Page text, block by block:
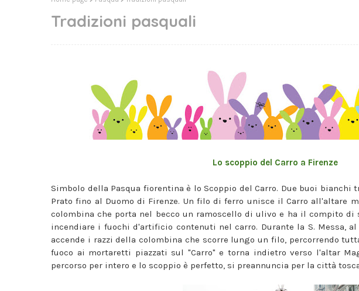
Tradizioni pasquali
Lo scoppio del Carro a Firenze
Simbolo della Pasqua fiorentina è lo Scoppio del Carro. Due buoi bianchi
Prato fino al Duomo di Firenze. Un filo di ferro unisce il Carro all'altare
colombina che porta nel becco un ramoscello di ulivo e ha il compito di
incendiare i fuochi d'artificio contenuti nel carro. Durante la S. Messa,
accende i razzi della colombina che scorre lungo un filo, percorrendo
fuoco ai mortaretti piazzati sul "Carro" e torna indietro verso l'altar
percorso per intero e lo scoppio è perfetto, si preannuncia per la città